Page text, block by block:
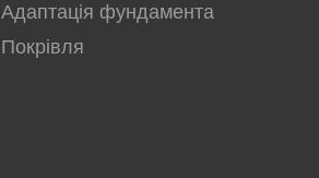
Адаптація фундамента
Покрівля